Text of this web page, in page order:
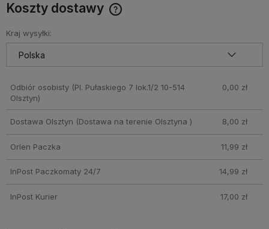
Koszty dostawy
Kraj wysyłki:
Odbiór osobisty(Pl. Pułaskiego 7 lok.1/2 10-514
Olsztyn)
0,00 zł
Dostawa Olsztyn (Dostawa na terenie Olsztyna ) 8,00 zł
Orlen Paczka 11,99 zł
InPost Paczkomaty 24/7 14,99 zł
InPost Kurier 17,00 zł